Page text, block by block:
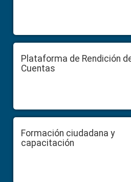
Plataforma de Rendición
Cuentas
Formación ciudadana y
capacitación